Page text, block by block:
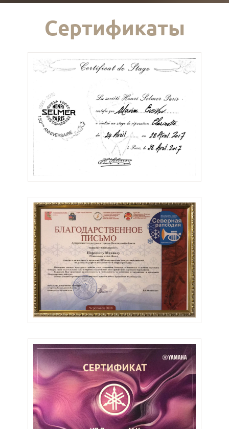
Сертификаты